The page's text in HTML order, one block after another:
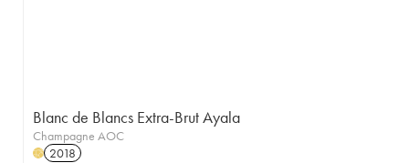
Blanc de Blancs Extra-Brut Ayala
Champagne AOC
H 2018